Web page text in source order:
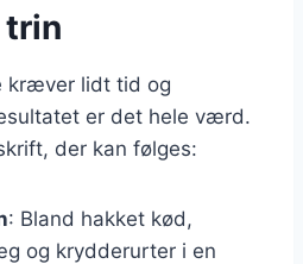
trin
kræver lidt tid og
er det hele værd.
der kan følges:
: Bland hakket kød,
og krydderurter i en